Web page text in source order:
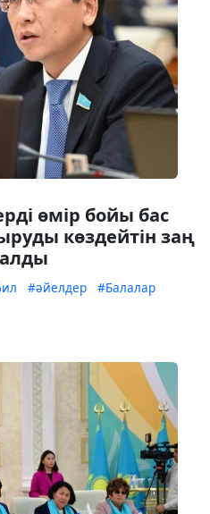
өмір бойы бас
көздейтін заң
#әйелдер
#Балалар